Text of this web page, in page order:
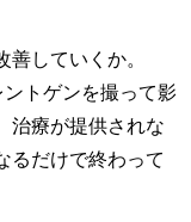
善していくか。
ントゲンを撮って影
治療が提供されな
だけで終わって